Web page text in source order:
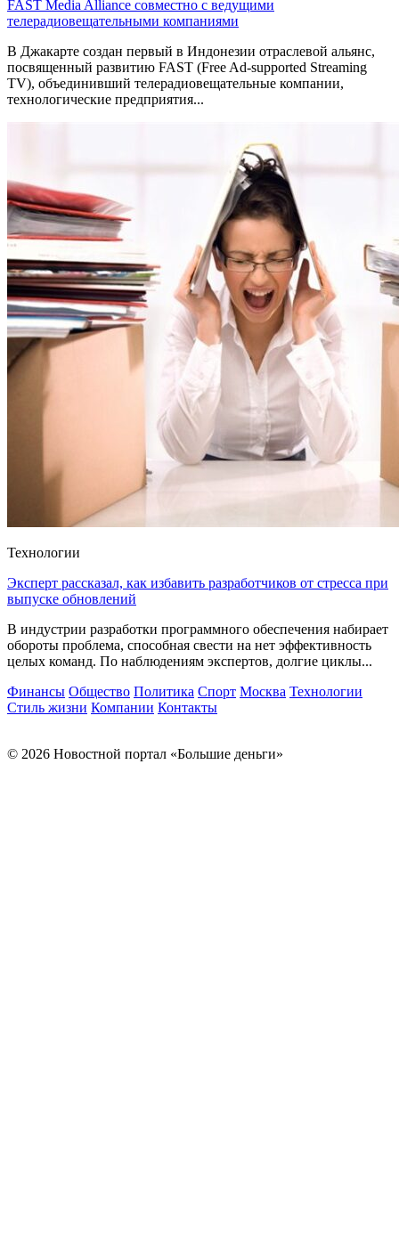
FAST Media Alliance совместно с ведущими
телерадиовещательными компаниями
В Джакарте создан первый в Индонезии отраслевой альянс,
посвященный развитию FAST (Free Ad-supported Streaming
TV), объединивший телерадиовещательные компании,
технологические предприятия...
Технологии
Эксперт рассказал, как избавить разработчиков от стресса при
выпуске обновлений
В индустрии разработки программного обеспечения набирает
обороты проблема, способная свести на нет эффективность
целых команд. По наблюдениям экспертов, долгие циклы...
Финансы Общество Политика Спорт Москва Технологии
Стиль жизни Компании Контакты
© 2026 Новостной портал «Большие деньги»